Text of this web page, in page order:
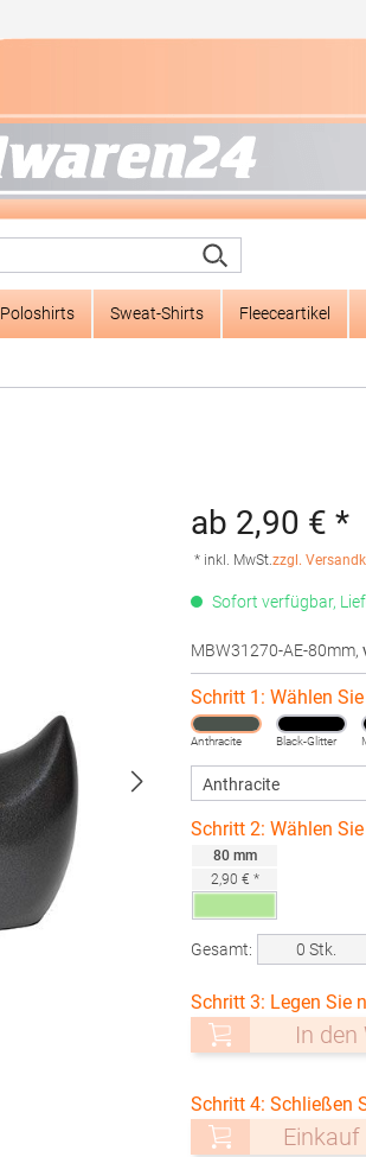
Poloshirts Sweat-Shirts Fleeceartikel
ab 2,90 € *
* inkl. MwSt.zzgl.
Sofort verfügbar,
MBW31270-AE-80mm,
Schritt 1: Wählen
Anthracite Black-Glitter
Schritt 2: Wählen
80 mm
2,90 € *
Gesamt: 0 Stk.
Schritt 3: Legen Sie
In den
Schritt 4: Schließen